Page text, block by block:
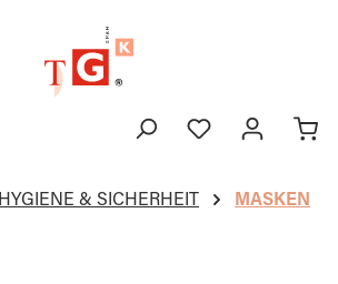
HYGIENE & SICHERHEIT MASKEN